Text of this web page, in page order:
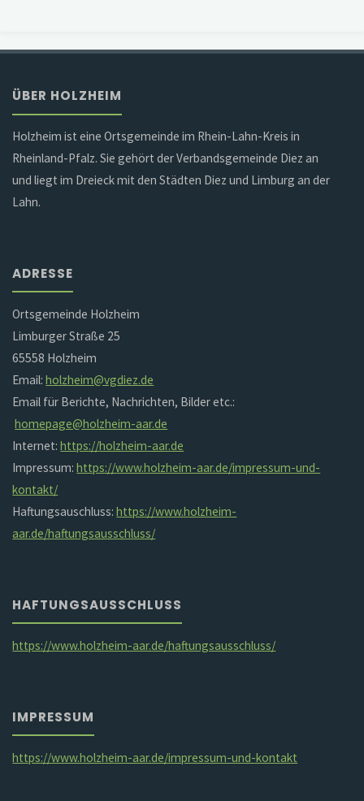
ÜBER HOLZHEIM
Holzheim ist eine Ortsgemeinde im Rhein-Lahn-Kreis in
Rheinland-Pfalz. Sie gehört der Verbandsgemeinde Diez an
und liegt im Dreieck mit den Städten Diez und Limburg an der
Lahn.
ADRESSE
Ortsgemeinde Holzheim
Limburger Straße 25
65558 Holzheim
Email:holzheim@vgdiez.de
Email für Berichte, Nachrichten, Bilder etc.:
homepage@holzheim-aar.de
Internet:https://holzheim-aar.de
Impressum:https://www.holzheim-aar.de/impressum-und-
kontakt/
Haftungsauschluss:https://www.holzheim-
aar.de/haftungsausschluss/
HAFTUNGSAUSSCHLUSS
https://www.holzheim-aar.de/haftungsausschluss/
IMPRESSUM
https://www.holzheim-aar.de/impressum-und-kontakt